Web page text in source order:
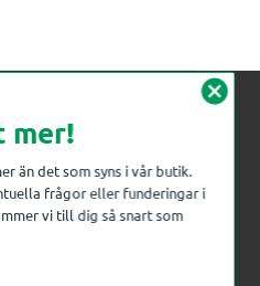
07-16
cancel
mer!
än det som syns i vår butik.
frågor eller funderingar i
vi till dig så snart som